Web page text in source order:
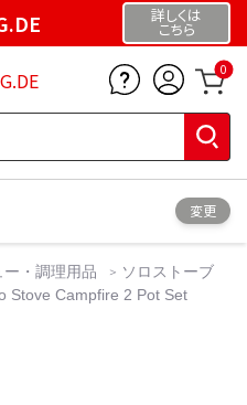
詳しくは
こちら
0
変更
ー・調理用品
ソロストーブ
Stove Campfire 2 Pot Set